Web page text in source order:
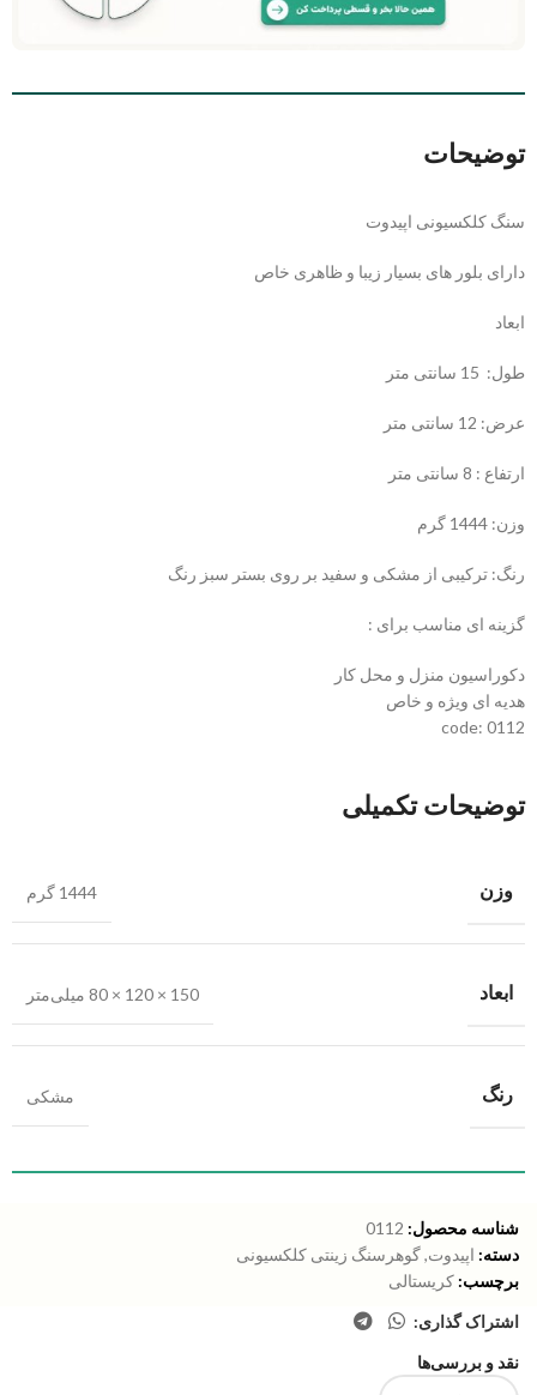
توضیحات
سنگ کلکسیونی اپیدوت
دارای بلور های بسیار زیبا و ظاهری خاص
ابعاد
طول: 15 سانتی متر
عرض: 12 سانتی متر
ارتفاع : 8 سانتی متر
وزن: 1444 گرم
رنگ: ترکیبی از مشکی و سفید بر روی بستر سبز رنگ
گزینه ای مناسب برای :
دکوراسیون منزل و محل کار
هدیه ای ویژه و خاص
code: 0112
توضیحات تکمیلی
وزن 1444 گرم
ابعاد 150 × 120 × 80 میلی‌متر
رنگ مشکی
شناسه محصول: 0112
دسته: اپیدوت,گوهرسنگ زینتی کلکسیونی
برچسب: کریستالی
اشتراک گذاری:
نقد و بررسی‌ها